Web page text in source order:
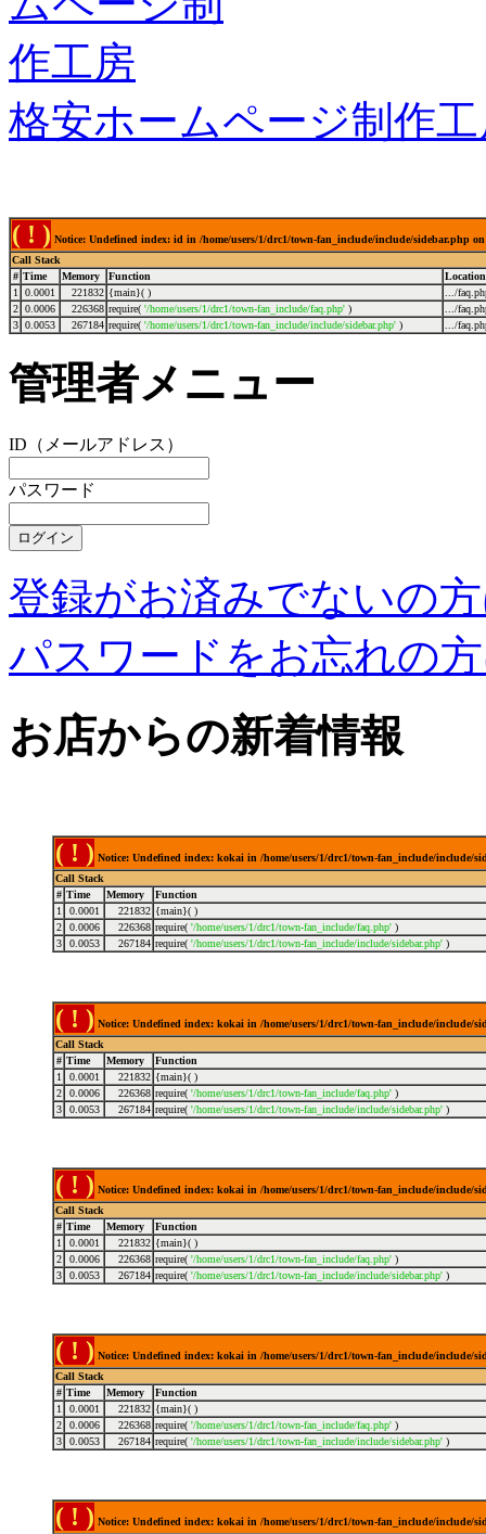
格安ホームページ制作
( ! ) Notice: Undefined index: id in /home/users/1/drc1/town-fan_include/include/sidebar.php
Call Stack
# Time Memory Function
Location
1
0.0001 221832 {main}( )
.../
2 0.0006 226368 require( '/home/users/1/drc1/town-fan_include/faq.php' )
.../
3 0.0053 267184 require( '/home/users/1/drc1/town-fan_include/include/sidebar.php' ) .../
管理者メニュー
ID（メールアドレス）
パスワード
登録がお済みでないの
パスワードをお忘れの
お店からの新着情報
( ! ) Notice: Undefined index: kokai in /home/users/1/drc1/town-fan_include/include/
Call Stack
# Time Memory
Function
1
0.0001 221832 {main}( )
2
0.0006 226368 require( '/home/users/1/drc1/town-fan_include/faq.php' )
3
0.0053 267184 require( '/home/users/1/drc1/town-fan_include/include/sidebar.php' )
( ! ) Notice: Undefined index: kokai in /home/users/1/drc1/town-fan_include/include/
Call Stack
# Time Memory
Function
1
0.0001 221832 {main}( )
2
0.0006 226368 require( '/home/users/1/drc1/town-fan_include/faq.php' )
3
0.0053 267184 require( '/home/users/1/drc1/town-fan_include/include/sidebar.php' )
( ! ) Notice: Undefined index: kokai in /home/users/1/drc1/town-fan_include/include/
Call Stack
# Time Memory
Function
1
0.0001 221832 {main}( )
2
0.0006 226368 require( '/home/users/1/drc1/town-fan_include/faq.php' )
3
0.0053 267184 require( '/home/users/1/drc1/town-fan_include/include/sidebar.php' )
( ! ) Notice: Undefined index: kokai in /home/users/1/drc1/town-fan_include/include/
Call Stack
# Time Memory
Function
1
0.0001 221832 {main}( )
2
0.0006 226368 require( '/home/users/1/drc1/town-fan_include/faq.php' )
3
0.0053 267184 require( '/home/users/1/drc1/town-fan_include/include/sidebar.php' )
( ! ) Notice: Undefined index: kokai in /home/users/1/drc1/town-fan_include/include/